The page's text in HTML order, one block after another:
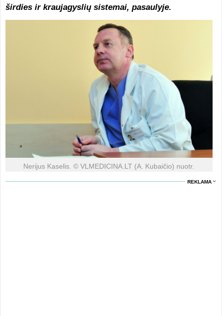
širdies ir kraujagyslių sistemai, pasaulyje.
Nerijus Kaselis. © VLMEDICINA.LT (A. Kubaičio) nuotr.
REKLAMA